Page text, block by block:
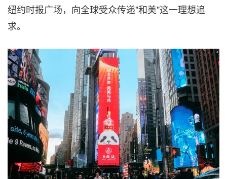
纽约时报广场，向全球受众传递"和美"这一理想追
求。